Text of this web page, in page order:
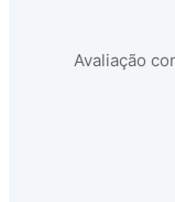
Avaliação